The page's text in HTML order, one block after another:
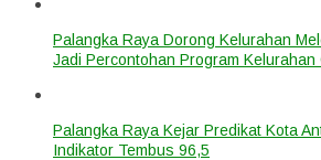
Palangka Raya Dorong Kelurahan
Jadi Percontohan Program Kelurahan
Palangka Raya Kejar Predikat Kota
Indikator Tembus 96,5